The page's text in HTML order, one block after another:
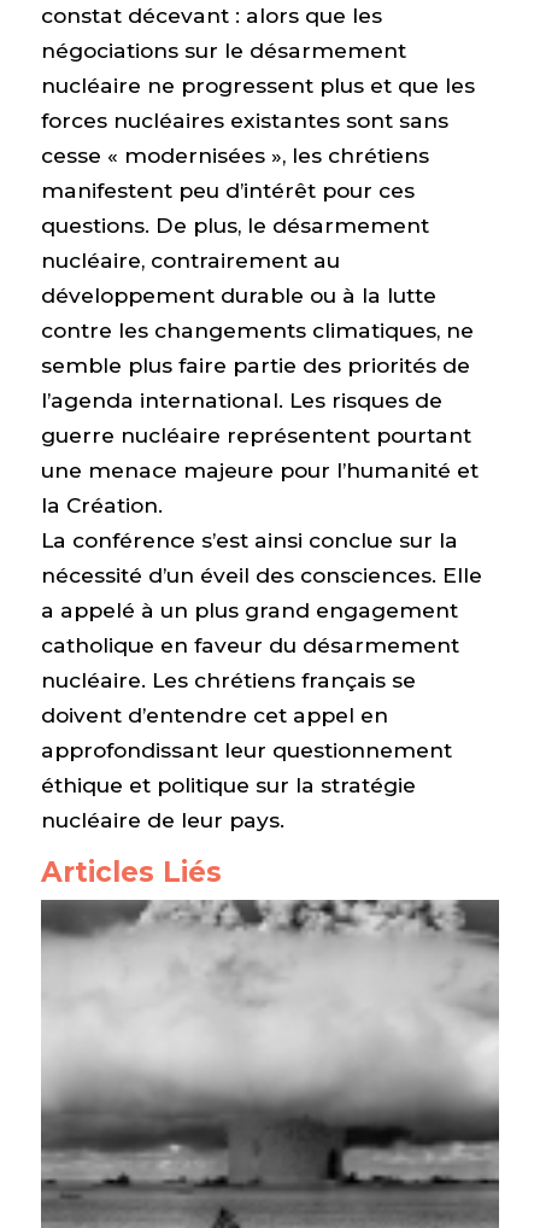
constat décevant : alors que les
négociations sur le désarmement
nucléaire ne progressent plus et que les
forces nucléaires existantes sont sans
cesse « modernisées », les chrétiens
manifestent peu d’intérêt pour ces
questions. De plus, le désarmement
nucléaire, contrairement au
développement durable ou à la lutte
contre les changements climatiques, ne
semble plus faire partie des priorités de
l’agenda international. Les risques de
guerre nucléaire représentent pourtant
une menace majeure pour l’humanité et
la Création.
La conférence s’est ainsi conclue sur la
nécessité d’un éveil des consciences. Elle
a appelé à un plus grand engagement
catholique en faveur du désarmement
nucléaire. Les chrétiens français se
doivent d’entendre cet appel en
approfondissant leur questionnement
éthique et politique sur la stratégie
nucléaire de leur pays.
Articles Liés